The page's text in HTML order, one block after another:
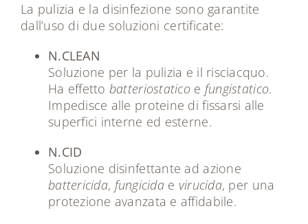
La pulizia e la disinfezione sono garantite
dall’uso di due soluzioni certificate:
N.CLEAN
Soluzione per la pulizia e il risciacquo.
Ha effetto batteriostatico e fungistatico.
Impedisce alle proteine di fissarsi alle
superfici interne ed esterne.
N.CID
Soluzione disinfettante ad azione
battericida, fungicidae virucida, per una
protezione avanzata e affidabile.